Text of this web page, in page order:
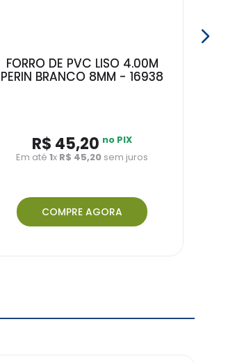
FORRO DE PVC LISO 4.00M
PERIN BRANCO 8MM - 16938
R$ 45,20 no PIX
Em até 1x R$ 45,20 sem juros
COMPRE AGORA